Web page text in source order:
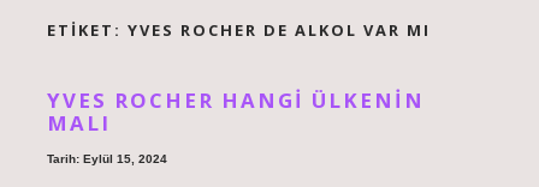
ETIKET: YVES ROCHER DE ALKOL VAR MI
YVES ROCHER HANGI ÜLKENIN
MALI
Tarih: Eylül 15, 2024